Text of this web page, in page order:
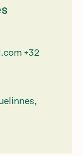
+32